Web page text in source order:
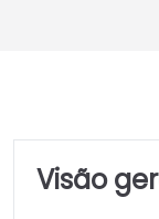
Visão